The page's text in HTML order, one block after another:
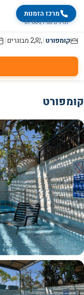
מרכז הזמנות
זמינים 07:00-21:00
קומפורט| 2 מבוגרים |
קומפורט